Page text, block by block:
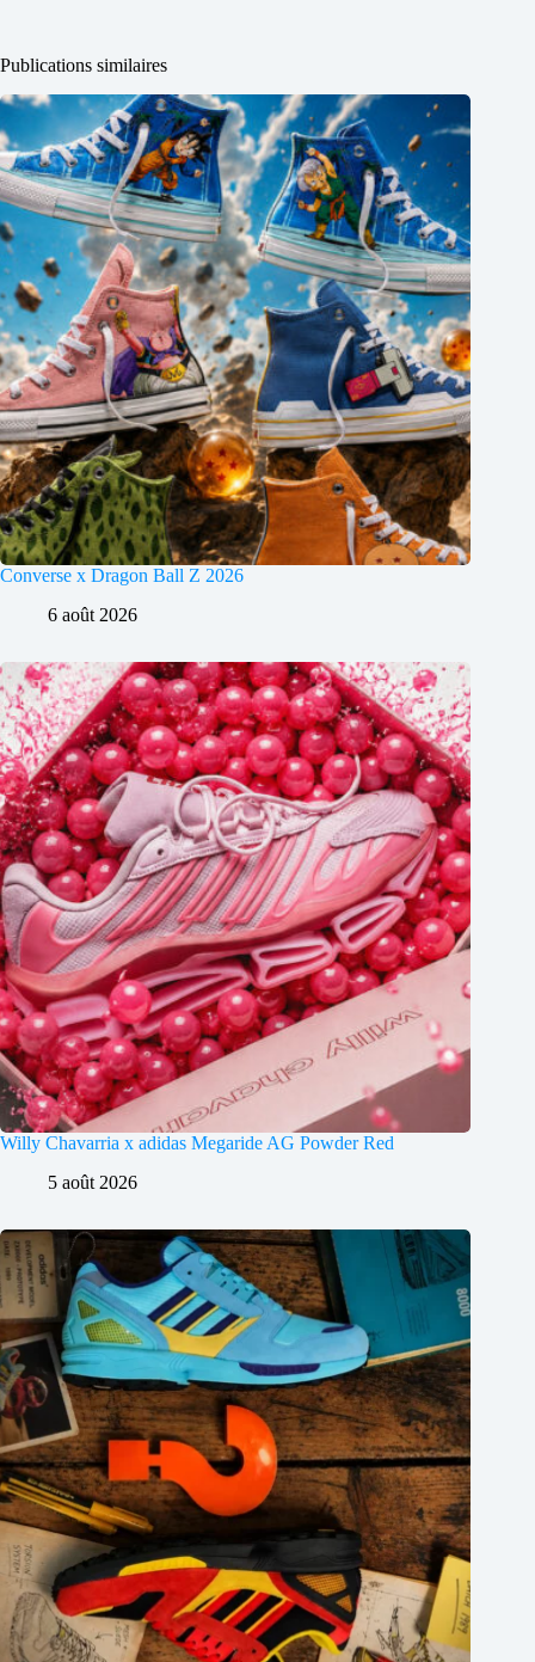
Publications similaires
Converse x Dragon Ball Z 2026
6 août 2026
Willy Chavarria x adidas Megaride AG Powder Red
5 août 2026